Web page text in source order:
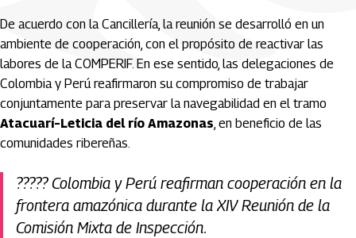
De acuerdo con la Cancillería, la reunión se desarrolló en un
ambiente de cooperación, con el propósito de reactivar las
labores de la COMPERIF. En ese sentido, las delegaciones de
Colombia y Perú reafirmaron su compromiso de trabajar
conjuntamente para preservar la navegabilidad en el tramo
Atacuarí–Leticia del río Amazonas, en beneficio de las
comunidades ribereñas.
????? Colombia y Perú reafirman cooperación en la
frontera amazónica durante la XIV Reunión de la
Comisión Mixta de Inspección.